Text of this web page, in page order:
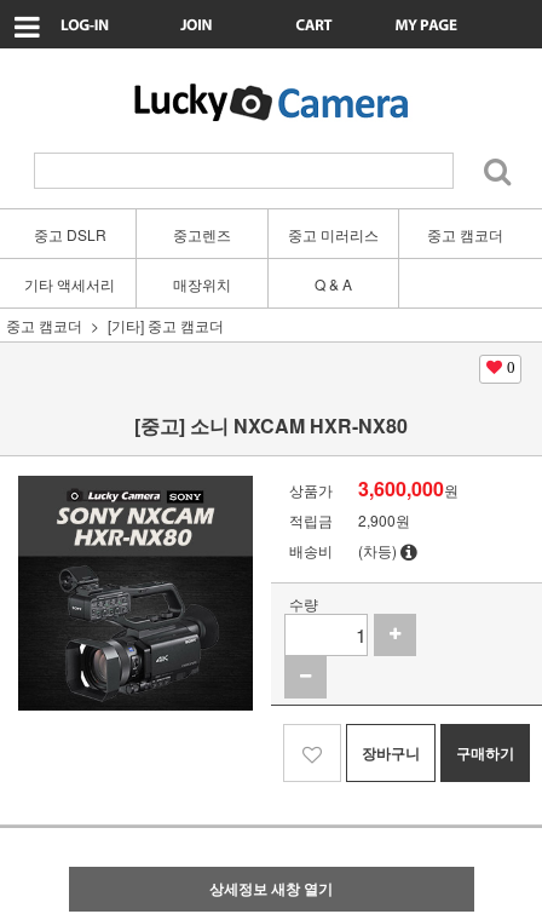
중고 DSLR 중고렌즈 중고 미러리스 중고 캠코더
기타 액세서리 매장위치
Q & A
중고 캠코더
[기타] 중고 캠코더
0
[중고] 소니 NXCAM HXR-NX80
상품가 3,600,000원
적립금
2,900원
배송비
(차등)
수량
장바구니 구매하기
상세정보 새창 열기